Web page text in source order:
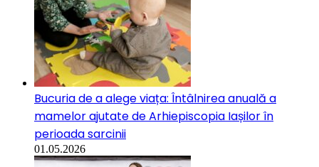
Bucuria de a alege viața: Întâlnirea anuală a
mamelor ajutate de Arhiepiscopia Iașilor în
perioada sarcinii
01.05.2026